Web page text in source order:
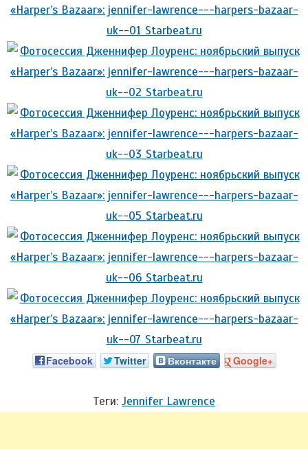
Facebook Twitter Вконтакте Google+
Теги: Jennifer Lawrence